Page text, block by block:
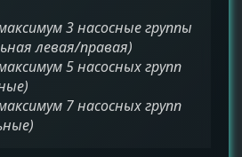
3 насосные группы
левая/правая)
5 насосных групп
7 насосных групп